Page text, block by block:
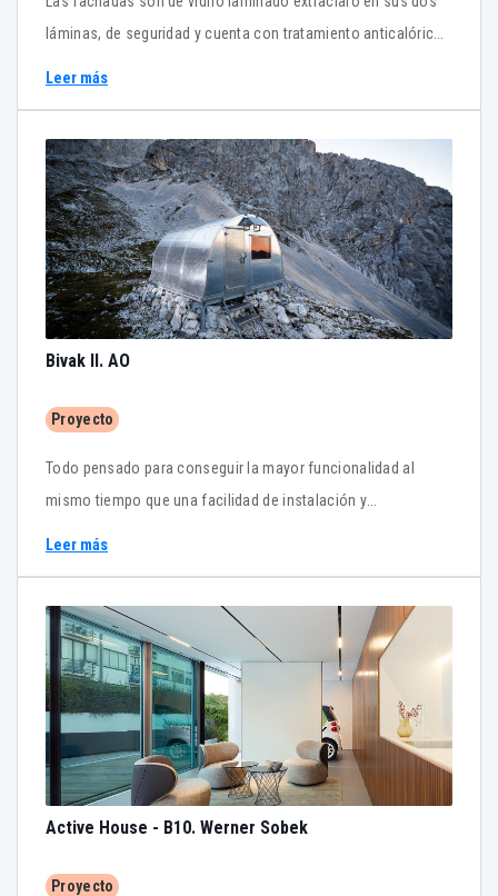
láminas, de seguridad y cuenta con tratamiento anticalórico.
Leer más
Bivak II. AO
Proyecto
Todo pensado para conseguir la mayor funcionalidad al
mismo tiempo que una facilidad de instalación y
https://www.youtube.com/watch?v=3NdRMOL1uNU
https://www.youtube.com/watch?v=x4ZXWt2nl8Q
Leer más
Active House - B10. Werner Sobek
Proyecto